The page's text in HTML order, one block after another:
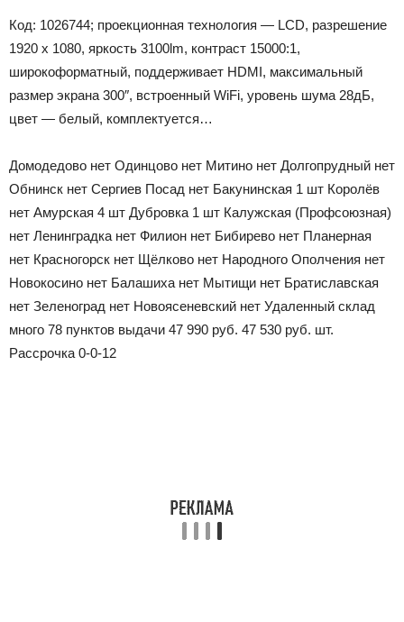
Код: 1026744; проекционная технология — LCD, разрешение
1920 x 1080, яркость 3100lm, контраст 15000:1,
широкоформатный, поддерживает HDMI, максимальный
размер экрана 300″, встроенный WiFi, уровень шума 28дБ,
цвет — белый, комплектуется…
Домодедово нет Одинцово нет Митино нет Долгопрудный нет
Обнинск нет Сергиев Посад нет Бакунинская 1 шт Королёв
нет Амурская 4 шт Дубровка 1 шт Калужская (Профсоюзная)
нет Ленинградка нет Филион нет Бибирево нет Планерная
нет Красногорск нет Щёлково нет Народного Ополчения нет
Новокосино нет Балашиха нет Мытищи нет Братиславская
нет Зеленоград нет Новоясеневский нет Удаленный склад
много 78 пунктов выдачи 47 990 руб. 47 530 руб. шт.
Рассрочка 0-0-12